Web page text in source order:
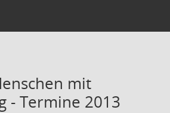
mit
- Termine 2013